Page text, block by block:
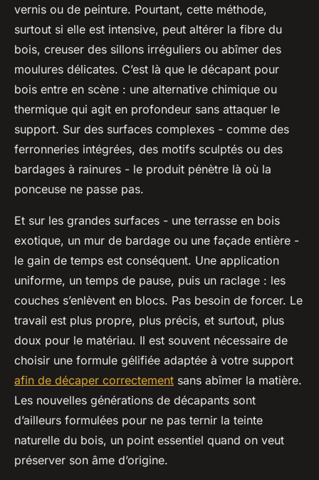
vernis ou de peinture. Pourtant, cette méthode,
surtout si elle est intensive, peut altérer la fibre du
bois, creuser des sillons irréguliers ou abîmer des
moulures délicates. C’est là que le décapant pour
bois entre en scène : une alternative chimique ou
thermique qui agit en profondeur sans attaquer le
support. Sur des surfaces complexes - comme des
ferronneries intégrées, des motifs sculptés ou des
bardages à rainures - le produit pénètre là où la
ponceuse ne passe pas.
Et sur les grandes surfaces - une terrasse en bois
exotique, un mur de bardage ou une façade entière -
le gain de temps est conséquent. Une application
uniforme, un temps de pause, puis un raclage : les
couches s’enlèvent en blocs. Pas besoin de forcer. Le
travail est plus propre, plus précis, et surtout, plus
doux pour le matériau. Il est souvent nécessaire de
choisir une formule gélifiée adaptée à votre support
afin de décaper correctement sans abîmer la matière.
Les nouvelles générations de décapants sont
d’ailleurs formulées pour ne pas ternir la teinte
naturelle du bois, un point essentiel quand on veut
préserver son âme d’origine.